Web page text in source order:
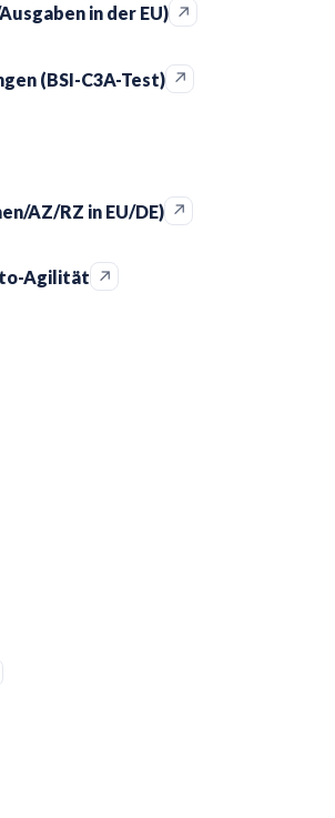
in der EU) ↗
(BSI-C3A-Test) ↗
AZ/RZ in EU/DE) ↗
Agilität ↗